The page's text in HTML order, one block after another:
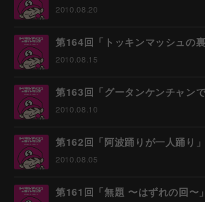
2010.08.20
第164回「トッキンマッシュの裏
2010.08.15
第163回「グータンケンチャン
2010.08.10
第162回「阿波踊りが一人踊り」
2010.08.05
第161回「無題 〜はずれの回〜」